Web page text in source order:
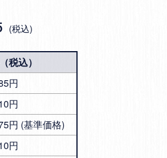
税込
税込）
円
円
円 (基準価格)
円